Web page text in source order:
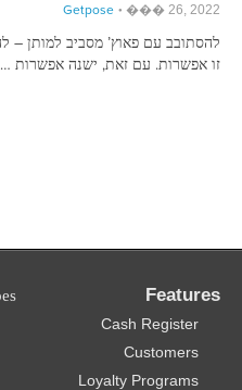
Getpose
��� 26, 2022
להסתובב עם פאוץ’ מסביב למותן –
זו אפשרות. עם זאת, ישנה אפשרות …
Features
Cash Register
Customers
Loyalty Programs